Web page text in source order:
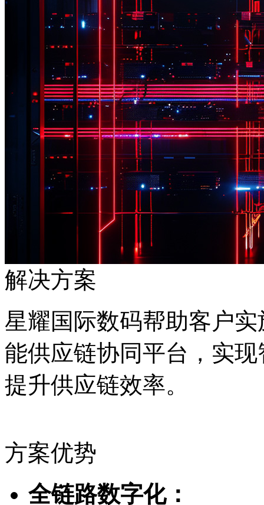
解决方案
星耀国际数码帮助客户实
能供应链协同平台，实
提升供应链效率。
方案优势
全链路数字化：